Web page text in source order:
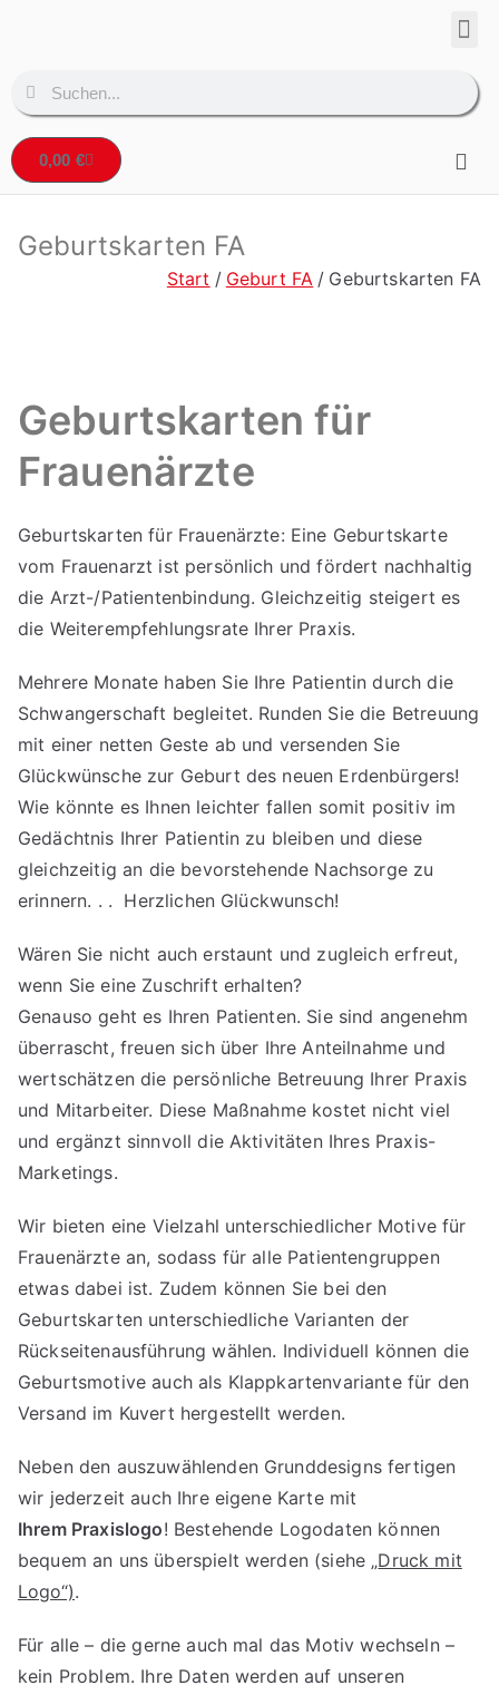
0,00 €
Geburtskarten FA
Start Geburt FA Geburtskarten FA
Geburtskarten für
Frauenärzte
Geburtskarten für Frauenärzte: Eine Geburtskarte
vom Frauenarzt ist persönlich und fördert nachhaltig
die Arzt-/Patientenbindung. Gleichzeitig steigert es
die Weiterempfehlungsrate Ihrer Praxis.
Mehrere Monate haben Sie Ihre Patientin durch die
Schwangerschaft begleitet. Runden Sie die Betreuung
mit einer netten Geste ab und versenden Sie
Glückwünsche zur Geburt des neuen Erdenbürgers!
Wie könnte es Ihnen leichter fallen somit positiv im
Gedächtnis Ihrer Patientin zu bleiben und diese
gleichzeitig an die bevorstehende Nachsorge zu
erinnern. . . Herzlichen Glückwunsch!
Wären Sie nicht auch erstaunt und zugleich erfreut,
wenn Sie eine Zuschrift erhalten?
Genauso geht es Ihren Patienten. Sie sind angenehm
überrascht, freuen sich über Ihre Anteilnahme und
wertschätzen die persönliche Betreuung Ihrer Praxis
und Mitarbeiter. Diese Maßnahme kostet nicht viel
und ergänzt sinnvoll die Aktivitäten Ihres Praxis-
Marketings.
Wir bieten eine Vielzahl unterschiedlicher Motive für
Frauenärzte an, sodass für alle Patientengruppen
etwas dabei ist. Zudem können Sie bei den
Geburtskarten unterschiedliche Varianten der
Rückseitenausführung wählen. Individuell können die
Geburtsmotive auch als Klappkartenvariante für den
Versand im Kuvert hergestellt werden.
Neben den auszuwählenden Grunddesigns fertigen
wir jederzeit auch Ihre eigene Karte mit
Ihrem Praxislogo! Bestehende Logodaten können
bequem an uns überspielt werden (siehe „Druck mit
Logo“).
Für alle – die gerne auch mal das Motiv wechseln –
kein Problem. Ihre Daten werden auf unseren